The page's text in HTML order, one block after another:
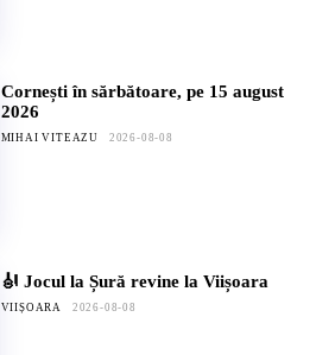
Cornești în sărbătoare, pe 15 august
2026
MIHAI VITEAZU 2026-08-08
🎻 Jocul la Șură revine la Viișoara
VIIȘOARA 2026-08-08